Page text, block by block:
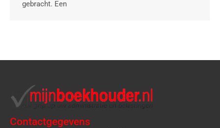
gebracht. Een
Contactgegevens